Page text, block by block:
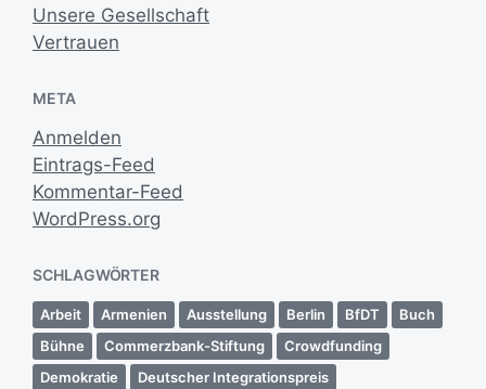
Unsere Gesellschaft
Vertrauen
META
Anmelden
Eintrags-Feed
Kommentar-Feed
WordPress.org
SCHLAGWÖRTER
Arbeit Armenien Ausstellung Berlin BfDT
Buch
Bühne
Commerzbank-Stiftung
Crowdfunding
Demokratie
Deutscher Integrationspreis